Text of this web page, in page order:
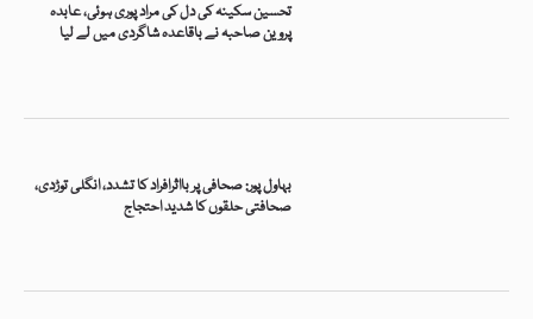
تحسین سکینہ کی دل کی مراد پوری ہوئی، عابدہ
پروین صاحبہ نے باقاعدہ شاگردی میں لے لیا
بہاول پور: صحافی پر بااثرافراد کا تشدد، انگلی توڑدی،
صحافتی حلقوں کا شدید احتجاج